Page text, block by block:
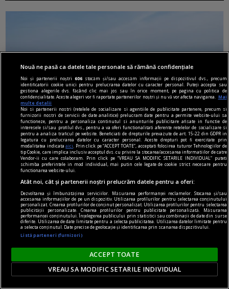
De ce a ales Ceaușescu tehnologia canadiană
pentru Centrala nucleară de la Cernavodă?
După negocieri dure cu sovieticii şi firmele
capitaliste, Ceauşescu a decis să construiască
centrala nuclear-electrică a României împreună
cu firma „Atomic Energy of Canada Limited“. A
fost aleasă localitatea Cernavodă din cauza
deficitului energetic al Dobrogei.
Nouă ne pasă ca datele tale personale să rămână confidențiale
Noi și partenerii noștri606 stocăm și/sau accesăm informații pe dispozitivul dvs., precum
identificatorii cookie unici pentru prelucrarea datelor cu caracter personal. Puteți accepta sau
gestiona alegerile dvs. făcând clic mai jos sau în orice moment, pe pagina cu politica de
confidențialitate. Aceste alegeri vor fi raportate partenerilor noștri și nu vă vor afecta navigarea.
Mai
multe detalii
Noi si partenerii nostri (retelele de socializare si agentiile de publicitate partenere, precum si
furnizorii nostri de servicii de date analitice) prelucram date pentru a permite website-ului sa
functioneze, pentru a personaliza continutul si anunturile publicitare afisate in functie de
interesele si/sau profilul dvs., pentru a va oferi functionalitati aferente retelelor de socializare si
pentru a analiza traficul pe website. Beneficiati de drepturile prevazute de art. 15-22 din GDPR in
legatura cu prelucrarea datelor cu caracter personal. Aceste drepturi pot fi exercitate prin
modalitatea indicataaici
. Prin click pe “ACCEPT TOATE”, acceptati folosirea tuturor Tehnologiilor de
tip Cookie, care implica inclusiv acceptul dvs. cu privire la stocarea/accesarea informatiilor de catre
Vendor-ii cu care colaboram. Prin click pe “VREAU SA MODIFIC SETARILE INDIVIDUAL” puteti
schimba preferintele in mod individual, mai putin cele legate de cookie strict necesare pentru
functionarea website-ului.
Atât noi, cât și partenerii noștri prelucrăm datele pentru a oferi:
Dezvoltarea și îmbunătățirea serviciilor. Măsurarea performanței reclamelor. Stocarea și/sau
accesarea informațiilor de pe un dispozitiv. Utilizarea profilurilor pentru selectarea conținutului
personalizat. Crearea profilurilor de conținut personalizat. Utilizarea profilurilor pentru selectarea
publicității personalizate. Crearea profilurilor pentru publicitate personalizată. Măsurarea
performanței conținutului. Înțelegerea publicului prin statistici sau combinații de date din surse
diferite. Utilizarea de date limitate pentru a selecta publicitatea. Utilizarea datelor limitate pentru
a selecta conținutul. Date precise de geolocație și identificarea prin scanarea dispozitivului.
Listă parteneri (furnizori)
ACCEPT TOATE
VREAU SA MODIFIC SETARILE INDIVIDUAL